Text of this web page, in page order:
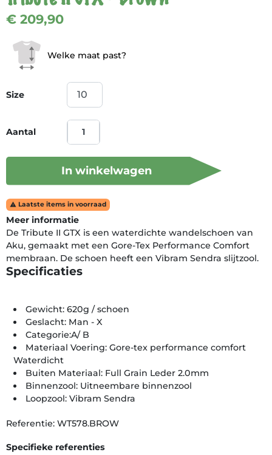
€ 209,90
Size
Welke maat past?
Aantal
In winkelwagen
 Laatste items in voorraad
Meer informatie
De Tribute II GTX is een waterdichte wandelschoen van
Aku, gemaakt met een Gore-Tex Performance Comfort
membraan. De schoen heeft een Vibram Sendra slijtzool.
Specificaties
Gewicht: 620g / schoen
Geslacht: Man - X
Categorie:A/ B
Materiaal Voering: Gore-tex performance comfort
Waterdicht
Buiten Materiaal: Full Grain Leder 2.0mm
Binnenzool: Uitneembare binnenzool
Loopzool: Vibram Sendra
Referentie: WT578.BROW
Specifieke referenties